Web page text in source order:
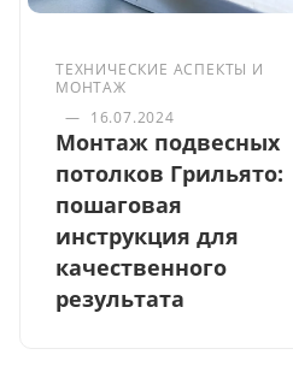
ТЕХНИЧЕСКИЕ АСПЕКТЫ И
МОНТАЖ
— 16.07.2024
Монтаж подвесных
потолков Грильято:
пошаговая
инструкция для
качественного
результата